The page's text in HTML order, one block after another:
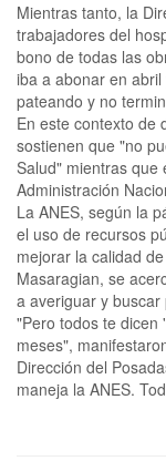
Mientras tanto, la
trabajadores del
bono de todas las
iba a abonar en
pateando y no
En este contexto de
sostienen que "no
Salud" mientras que
Administración
La ANES, según la
el uso de recursos
mejorar la calidad
Masaragian, se
a averiguar y
"Pero todos te dicen
meses",
Dirección del
maneja la ANES.